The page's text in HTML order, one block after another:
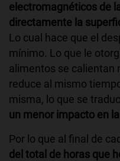
electromagnéticos de
directamente la
Lo cual hace que el
mínimo. Lo que le
alimentos se calientan
reduce al mismo
misma, lo que se
un menor impacto en
Por lo que al final de
del total de horas que